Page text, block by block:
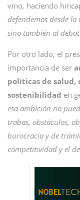
vino, haciendo
defendemos desde la
sino también al
Por otro lado, el
importancia de ser
políticas de salud,
sostenibilidad en
esa ambición no
trabas, obstáculos,
burocracia y de
competitividad y el